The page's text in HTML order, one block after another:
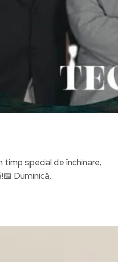
special de închinare,
Duminică,